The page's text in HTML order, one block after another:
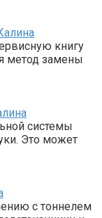
книгу
метод замены
системы
Это может
с тоннелем